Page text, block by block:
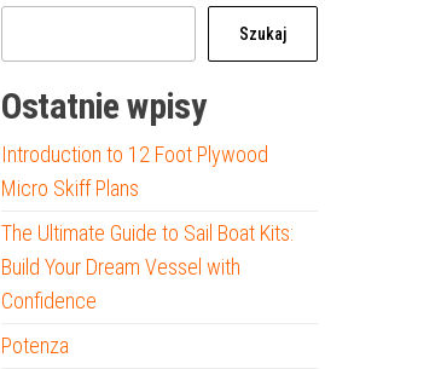
Szukaj
Ostatnie wpisy
Introduction to 12 Foot Plywood
Micro Skiff Plans
The Ultimate Guide to Sail Boat Kits:
Build Your Dream Vessel with
Confidence
Potenza